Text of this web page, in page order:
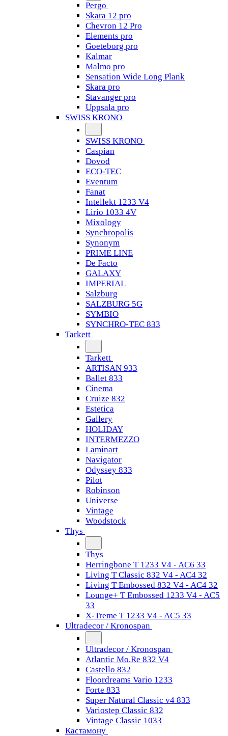
Pergo
Skara 12 pro
Chevron 12 Pro
Elements pro
Goeteborg pro
Kalmar
Malmo pro
Sensation Wide Long Plank
Skara pro
Stavanger pro
Uppsala pro
SWISS KRONO
SWISS KRONO
Caspian
Dovod
ECO-TEC
Eventum
Fanat
Intellekt 1233 V4
Lirio 1033 4V
Mixology
Synchropolis
Synonym
PRIME LINE
De Facto
GALAXY
IMPERIAL
Salzburg
SALZBURG 5G
SYMBIO
SYNCHRO-TEC 833
Tarkett
Tarkett
ARTISAN 933
Ballet 833
Cinema
Cruize 832
Estetica
Gallery
HOLIDAY
INTERMEZZO
Laminart
Navigator
Odyssey 833
Pilot
Robinson
Universe
Vintage
Woodstock
Thys
Thys
Herringbone T 1233 V4 - AC6 33
Living T Classic 832 V4 - AC4 32
Living T Embossed 832 V4 - AC4 32
Lounge+ T Embossed 1233 V4 - AC5
33
X-Treme T 1233 V4 - AC5 33
Ultradecor / Kronospan
Ultradecor / Kronospan
Atlantic Mo.Re 832 V4
Castello 832
Floordreams Vario 1233
Forte 833
Super Natural Classic v4 833
Variostep Classic 832
Vintage Classic 1033
Кастамону